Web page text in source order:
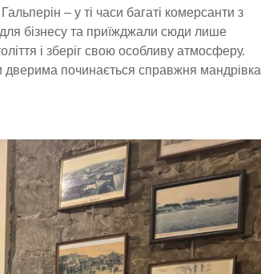
– у ті часи багаті комерсанти з
бізнесу та приїжджали сюди лише
і зберіг свою особливу атмосферу.
дверима починається справжня мандрівка